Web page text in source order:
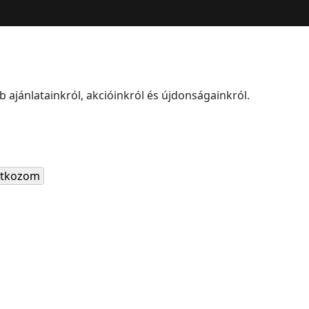
ajánlatainkról, akcióinkról és újdonságainkról.